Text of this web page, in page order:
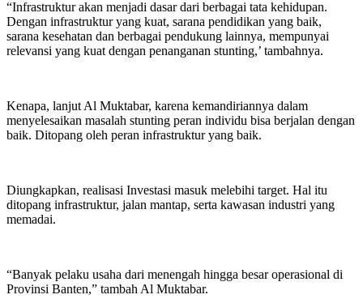
“Infrastruktur akan menjadi dasar dari berbagai tata kehidupan.
Dengan infrastruktur yang kuat, sarana pendidikan yang baik,
sarana kesehatan dan berbagai pendukung lainnya, mempunyai
relevansi yang kuat dengan penanganan stunting,’ tambahnya.
Kenapa, lanjut Al Muktabar, karena kemandiriannya dalam
menyelesaikan masalah stunting peran individu bisa berjalan dengan
baik. Ditopang oleh peran infrastruktur yang baik.
Diungkapkan, realisasi Investasi masuk melebihi target. Hal itu
ditopang infrastruktur, jalan mantap, serta kawasan industri yang
memadai.
“Banyak pelaku usaha dari menengah hingga besar operasional di
Provinsi Banten,” tambah Al Muktabar.